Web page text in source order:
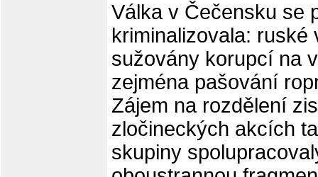
Válka v Čečensku se
kriminalizovala: ruské
sužovány korupcí na
zejména pašování
Zájem na rozdělení
zločineckých akcích
skupiny